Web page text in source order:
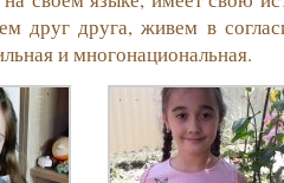
друг друга, живем в
и многонациональная.